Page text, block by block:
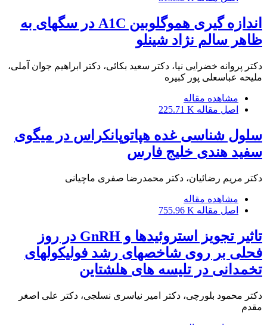
اندازه گیری هموگلوبین A1C در سگهای به
ظاهر سالم نژاد شینلو
دکتر پروانه خضرایی نیا، دکتر سعید بکائی، دکتر ابراهیم جوان آملی،
ملیحه عباسعلی پور کبیره
مشاهده مقاله
اصل مقاله 225.71 K
سلول شناسی غده هپاتوپانکراس در میگوی
سفید هندی خلیج فارس
دکتر مریم رضائیان، دکتر محمدرضا صفری ماچیانی
مشاهده مقاله
اصل مقاله 755.96 K
تاثیر تجویز استروئیدها و GnRH در روز
فحلی بر روی شاخصهای رشد فولیکولهای
تخمدانی در تلیسه های هلشتاین
دکتر محمود بلورچی، دکتر امیر نیاسری نسلجی، دکتر علی اصغر
مقدم